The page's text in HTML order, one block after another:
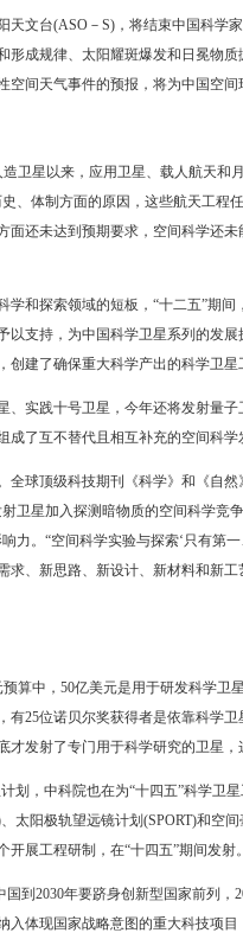
文台(ASO－S)，将结束中国科学
形成规律、太阳耀斑爆发和日冕物
空间天气事件的预报，将为中国空
卫星以来，应用卫星、载人航天和
、体制方面的原因，这些航天工程
面还未达到预期要求，空间科学还
和探索领域的短板，“十二五”期
以支持，为中国科学卫星系列的发
创建了确保重大科学产出的科学卫星
实践十号卫星，今年还将发射量
成了互不替代且相互补充的空间科学
球顶级科技期刊《科学》和《自
卫星加入探测暗物质的空间科学竞
力。“空间科学实验与探索‘只有第
求、新思路、新设计、新材料和新
算中，50亿美元是用于研发科学卫
有25位诺贝尔奖获得者是依靠科学
才发射了专门用于科学研究的卫星
划，中科院也在为“十四五”科学卫
太阳极轨望远镜计划(SPORT)和空
开展工程研制，在“十四五”期间发射
到2030年要跻身创新型国家前列
入体现国家战略意图的重大科技项